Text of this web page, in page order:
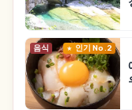
음식 인기 No.2